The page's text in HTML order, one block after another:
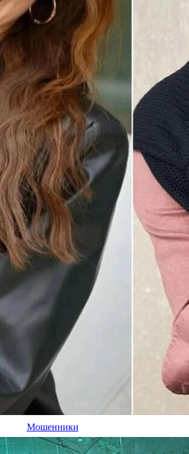
Мошенники